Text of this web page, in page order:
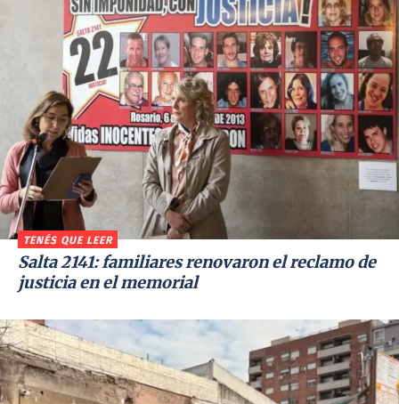
TENÉS QUE LEER
Salta 2141: familiares renovaron el reclamo de
justicia en el memorial